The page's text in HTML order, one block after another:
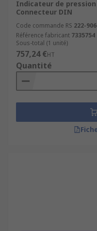
Indicateur de pression
Connecteur DIN
Code commande RS 222-
Référence fabricant 7335754
Sous-total (1 unité)
757,24 €HT
Quantité